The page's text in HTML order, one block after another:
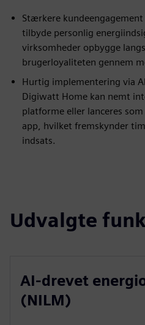
Stærkere
tilbyde personlig
virksomheder opbygge
brugerloyaliteten gennem
Hurtig implementering via
Digiwatt Home kan nemt
platforme eller lanceres
app, hvilket fremskynder
indsats.
Udvalgte
AI-drevet
(NILM)